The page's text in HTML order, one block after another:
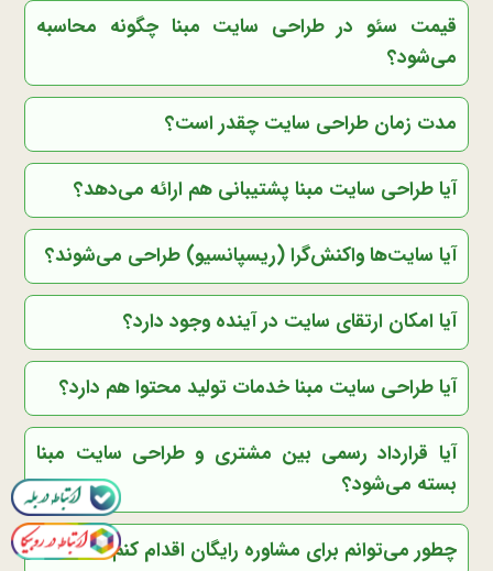
قیمت سئو در طراحی سایت مبنا چگونه محاسبه
می‌شود؟
مدت زمان طراحی سایت چقدر است؟
آیا طراحی سایت مبنا پشتیبانی هم ارائه می‌دهد؟
آیا سایت‌ها واکنش‌گرا (ریسپانسیو) طراحی می‌شوند؟
آیا امکان ارتقای سایت در آینده وجود دارد؟
آیا طراحی سایت مبنا خدمات تولید محتوا هم دارد؟
آیا قرارداد رسمی بین مشتری و طراحی سایت مبنا
بسته می‌شود؟
چطور می‌توانم برای مشاوره رایگان اقدام کنم؟